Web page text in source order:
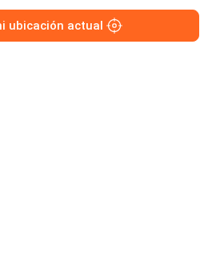
ubicación actual